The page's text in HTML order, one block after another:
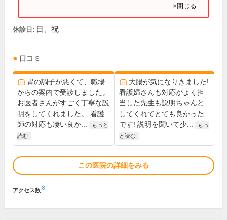
×閉じる
休診日: 日、祝
口コミ
胃の調子が悪くて、職場
からの案内で受診しました。
お医者さんがすごく丁寧な説
明をしてくれました。 看護
師の対応も凄い良か...
もっと
読む
大腸が気になりきました!
看護婦さんも対応がよく担
当した先生も説明ちゃんと
してくれてとても良かった
です! 説明を聞いて少...
もっ
と読む
この医院の詳細をみる
アクセス数※